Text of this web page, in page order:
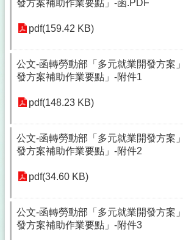
發方案補助作業要點」-函.PDF
pdf(159.42 KB)
公文-函轉勞動部「多元就業開發方案
發方案補助作業要點」-附件1
pdf(148.23 KB)
公文-函轉勞動部「多元就業開發方案
發方案補助作業要點」-附件2
pdf(34.60 KB)
公文-函轉勞動部「多元就業開發方案
發方案補助作業要點」-附件3